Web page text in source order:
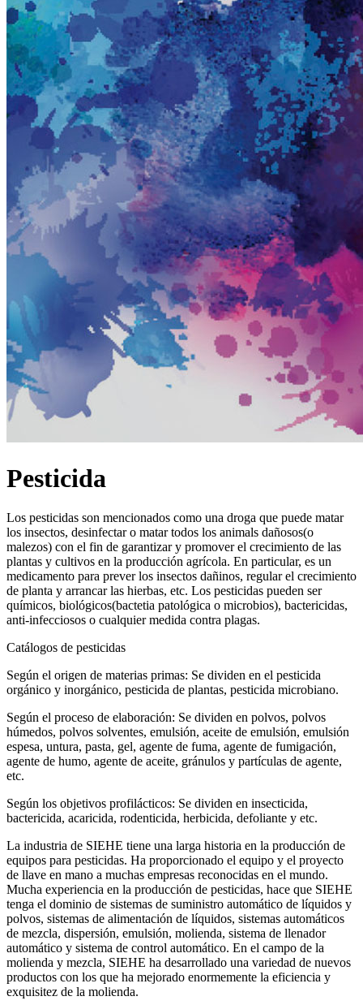
Pesticida
Los pesticidas son mencionados como una droga que puede matar
los insectos, desinfectar o matar todos los animals dañosos(o
malezos) con el fin de garantizar y promover el crecimiento de las
plantas y cultivos en la producción agrícola. En particular, es un
medicamento para prever los insectos dañinos, regular el crecimiento
de planta y arrancar las hierbas, etc. Los pesticidas pueden ser
químicos, biológicos(bactetia patológica o microbios), bactericidas,
anti-infecciosos o cualquier medida contra plagas.
Catálogos de pesticidas
Según el origen de materias primas: Se dividen en el pesticida
orgánico y inorgánico, pesticida de plantas, pesticida microbiano.
Según el proceso de elaboración: Se dividen en polvos, polvos
húmedos, polvos solventes, emulsión, aceite de emulsión, emulsión
espesa, untura, pasta, gel, agente de fuma, agente de fumigación,
agente de humo, agente de aceite, gránulos y partículas de agente,
etc.
Según los objetivos profilácticos: Se dividen en insecticida,
bactericida, acaricida, rodenticida, herbicida, defoliante y etc.
La industria de SIEHE tiene una larga historia en la producción de
equipos para pesticidas. Ha proporcionado el equipo y el proyecto
de llave en mano a muchas empresas reconocidas en el mundo.
Mucha experiencia en la producción de pesticidas, hace que SIEHE
tenga el dominio de sistemas de suministro automático de líquidos y
polvos, sistemas de alimentación de líquidos, sistemas automáticos
de mezcla, dispersión, emulsión, molienda, sistema de llenador
automático y sistema de control automático. En el campo de la
molienda y mezcla, SIEHE ha desarrollado una variedad de nuevos
productos con los que ha mejorado enormemente la eficiencia y
exquisitez de la molienda.